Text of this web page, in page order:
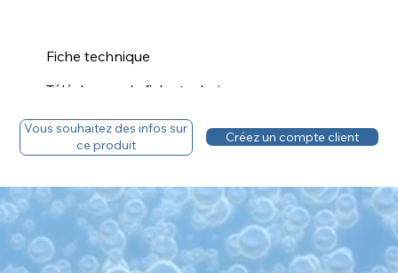
Fiche technique
Téléchargez la fiche technique
Vous avez un compte, découvrez le tarif.
Vous souhaitez des infos sur
ce produit
Créez un compte client